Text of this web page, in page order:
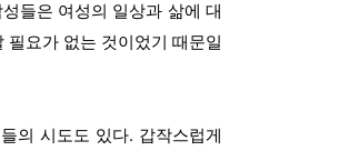
들은 여성의 일상과 삶에 대
요가 없는 것이었기 때문일
의 시도도 있다. 갑작스럽게